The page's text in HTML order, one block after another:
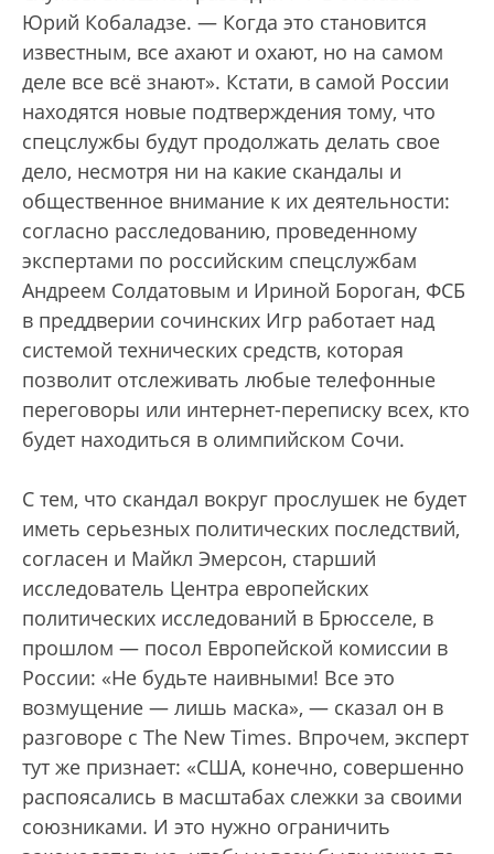
Юрий Кобаладзе. — Когда это становится
известным, все ахают и охают, но на самом
деле все всё знают». Кстати, в самой России
находятся новые подтверждения тому, что
спецслужбы будут продолжать делать свое
дело, несмотря ни на какие скандалы и
общественное внимание к их деятельности:
согласно расследованию, проведенному
экспертами по российским спецслужбам
Андреем Солдатовым и Ириной Бороган, ФСБ
в преддверии сочинских Игр работает над
системой технических средств, которая
позволит отслеживать любые телефонные
переговоры или интернет-переписку всех, кто
будет находиться в олимпийском Сочи.
С тем, что скандал вокруг прослушек не будет
иметь серьезных политических последствий,
согласен и Майкл Эмерсон, старший
исследователь Центра европейских
политических исследований в Брюсселе, в
прошлом — посол Европейской комиссии в
России: «Не будьте наивными! Все это
возмущение — лишь маска», — сказал он в
разговоре с The New Times. Впрочем, эксперт
тут же признает: «США, конечно, совершенно
распоясались в масштабах слежки за своими
союзниками. И это нужно ограничить